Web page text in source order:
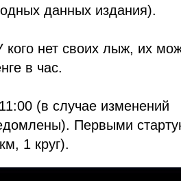
данных издания).
кого нет своих лыж, их
в час.
(в случае изменений
Первыми
1 круг).